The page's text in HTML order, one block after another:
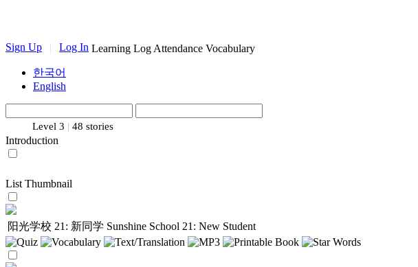
Sign Up | Log In Learning Log Attendance Vocabulary
한국어
English
Level 3 | 48 stories
Introduction
List Thumbnail
阳光学校 21: 新同学 Sunshine School 21: New Student